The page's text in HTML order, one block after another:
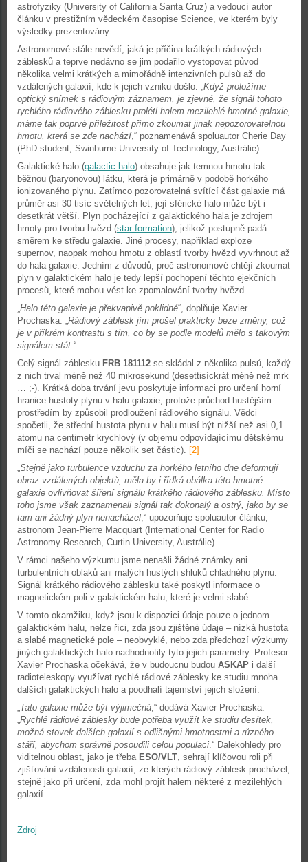
astrofyziky (University of California Santa Cruz) a vedoucí autor
článku v prestižním vědeckém časopise Science, ve kterém byly
výsledky prezentovány.
Astronomové stále nevědí, jaká je příčina krátkých rádiových
záblesků a teprve nedávno se jim podařilo vystopovat původ
několika velmi krátkých a mimořádně intenzivních pulsů až do
vzdálených galaxií, kde k jejich vzniku došlo. „Když proložíme
optický snímek s rádiovým záznamem, je zjevné, že signál tohoto
rychlého rádiového záblesku prolétl halem mezilehlé hmotné galaxie,
máme tak poprvé příležitost přímo zkoumat jinak nepozorovatelnou
hmotu, která se zde nachází,“ poznamenává spoluautor Cherie Day
(PhD student, Swinburne University of Technology, Austrálie).
Galaktické halo (galactic halo) obsahuje jak temnou hmotu tak
běžnou (baryonovou) látku, která je primárně v podobě horkého
ionizovaného plynu. Zatímco pozorovatelná svítící část galaxie má
průměr asi 30 tisíc světelných let, její sférické halo může být i
desetkrát větší. Plyn pocházející z galaktického hala je zdrojem
hmoty pro tvorbu hvězd (star formation), jelikož postupně padá
směrem ke středu galaxie. Jiné procesy, například exploze
supernov, naopak mohou hmotu z oblastí tvorby hvězd vyvrhnout až
do hala galaxie. Jedním z důvodů, proč astronomové chtějí zkoumat
plyn v galaktickém halo je tedy lepší pochopení těchto ejekčních
procesů, které mohou vést ke zpomalování tvorby hvězd.
„Halo této galaxie je překvapivě poklidné“, doplňuje Xavier
Prochaska. „Rádiový záblesk jím prošel prakticky beze změny, což
je v příkrém kontrastu s tím, co by se podle modelů mělo s takovým
signálem stát.“
Celý signál záblesku FRB 181112 se skládal z několika pulsů, každý
z nich trval méně než 40 mikrosekund (desettisíckrát méně než mrk
… ;-). Krátká doba trvání jevu poskytuje informaci pro určení horní
hranice hustoty plynu v halu galaxie, protože průchod hustějším
prostředím by způsobil prodloužení rádiového signálu. Vědci
spočetli, že střední hustota plynu v halu musí být nižší než asi 0,1
atomu na centimetr krychlový (v objemu odpovídajícímu dětskému
míči se nachází pouze několik set částic). [2]
„Stejně jako turbulence vzduchu za horkého letního dne deformují
obraz vzdálených objektů, měla by i řídká obálka této hmotné
galaxie ovlivňovat šíření signálu krátkého rádiového záblesku. Místo
toho jsme však zaznamenali signál tak dokonalý a ostrý, jako by se
tam ani žádný plyn nenacházel,“ upozorňuje spoluautor článku,
astronom Jean-Pierre Macquart (International Center for Radio
Astronomy Research, Curtin University, Austrálie).
V rámci našeho výzkumu jsme nenašli žádné známky ani
turbulentních oblaků ani malých hustých shluků chladného plynu.
Signál krátkého rádiového záblesku také poskytl informace o
magnetickém poli v galaktickém halu, které je velmi slabé.
V tomto okamžiku, když jsou k dispozici údaje pouze o jednom
galaktickém halu, nelze říci, zda jsou zjištěné údaje – nízká hustota
a slabé magnetické pole – neobvyklé, nebo zda předchozí výzkumy
jiných galaktických halo nadhodnotily tyto jejich parametry. Profesor
Xavier Prochaska očekává, že v budoucnu budou ASKAP i další
radioteleskopy využívat rychlé rádiové záblesky ke studiu mnoha
dalších galaktických halo a poodhalí tajemství jejich složení.
„Tato galaxie může být výjimečná,“ dodává Xavier Prochaska.
„Rychlé rádiové záblesky bude potřeba využít ke studiu desítek,
možná stovek dalších galaxií s odlišnými hmotnostmi a různého
stáří, abychom správně posoudili celou populaci.“ Dalekohledy pro
viditelnou oblast, jako je třeba ESO/VLT, sehrají klíčovou roli při
zjišťování vzdálenosti galaxií, ze kterých rádiový záblesk procházel,
stejně jako při určení, zda mohl projít halem některé z mezilehlých
galaxií.
Zdroj